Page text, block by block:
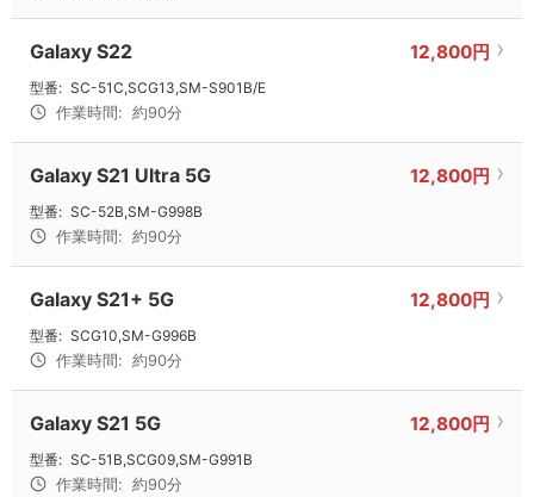
Galaxy S22 12,800円
型番: SC-51C,SCG13,SM-S901B/E
作業時間: 約90分
Galaxy S21 Ultra 5G 12,800円
型番: SC-52B,SM-G998B
作業時間: 約90分
Galaxy S21+ 5G 12,800円
型番: SCG10,SM-G996B
作業時間: 約90分
Galaxy S21 5G 12,800円
型番: SC-51B,SCG09,SM-G991B
作業時間: 約90分